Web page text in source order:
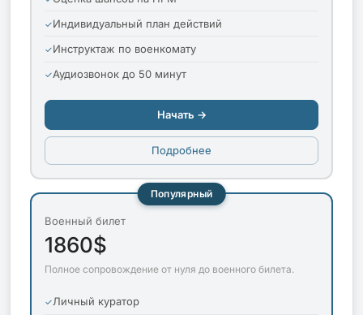
Индивидуальный план действий
Инструктаж по военкомату
Аудиозвонок до 50 минут
Начать →
Подробнее
Популярный
Военный билет
1860$
Полное сопровождение от нуля до военного билета.
Личный куратор